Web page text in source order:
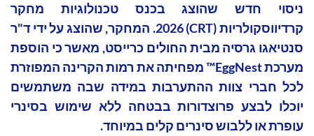
ניסוי חדש שהוצג בכנס טכנולוגיות מחקר
קרדיווסקולריות (CRT) 2026. המחקר, שהוצג על ידי ד"ר
סנטיאגו גרסיה מבית החולים כרייסט, מאשר כי הוספת
מערכת EggNest™ מפחיתה את רמות הקרינה המפוזרת
לכל חברי צוות ההתערבות במידה שבה משתמשים
יוכלו לבצע פרוצדורות בבטחה ללא שימוש בסינרי
עופרת או ללבוש סינרים קלים במיוחד.